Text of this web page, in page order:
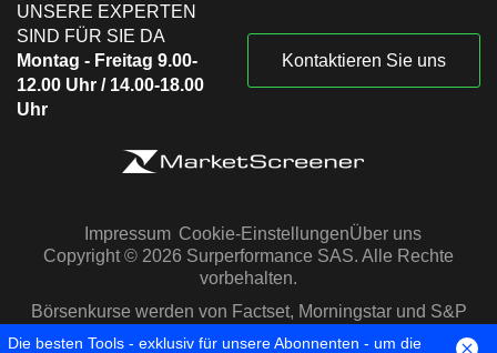
UNSERE EXPERTEN
SIND FÜR SIE DA
Montag - Freitag 9.00-
12.00 Uhr / 14.00-18.00
Uhr
Kontaktieren Sie uns
Impressum Cookie-EinstellungenÜber uns
Copyright © 2026 Surperformance SAS. Alle Rechte
vorbehalten.
Börsenkurse werden von Factset, Morningstar und S&P
Capital IQ zur Verfügung gestellt
Die besten Tools - exklusiv für unsere Abonnenten - um die